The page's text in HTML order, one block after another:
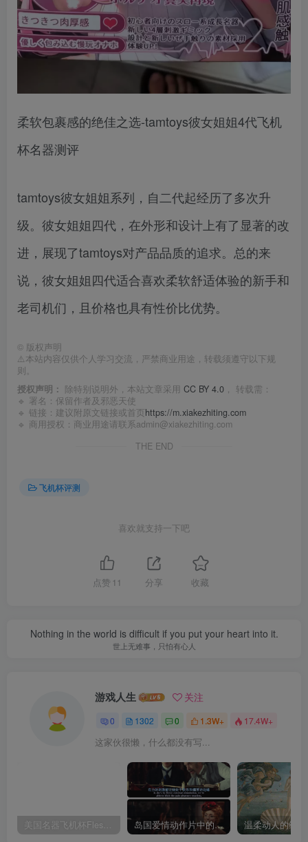
柔软包裹感的绝佳之选-tamtoys彼女姐姐4代飞机
杯名器测评
tamtoys彼女姐姐系列，自二代起经历了多次升
级。彼女姐姐四代，在外形和设计上有了显著的改
进，展现了tamtoys对产品品质的追求。总的来
说，彼女姐姐四代适合喜欢柔软舒适体验的新手和
老司机们，且价格也具有性价比优势。
© 版权声明
⚠️本站内容仅供个人学习交流，严禁商业用途，转载须遵守以下规
则。
授权声明： 除特别说明外，本站文章采用 CC BY 4.0 ， 转载需：
🔹 署名：保留作者及 邪恶天使
🔹 链接：建议附原文链接或首页https://m.xiakezhiting.com
🔹 商用授权：商业用途请联系admin@xiakezhiting.com
THE END
飞机杯评测
喜欢就支持一下吧
点赞 11 分享 收藏
Nothing in the world is difficult if you put your heart into it.
世上无难事，只怕有心人
游戏人生 关注
0 1302 0 1.3W+ 17.4W+
这家伙很懒，什么都没有写...
美国名器飞机杯Fleshlight 【Quickshot-Vantage 双头飞机杯】完全评测 岛国爱情动作片中的AV棒到底有多猛？成人用品震动棒的发展史！